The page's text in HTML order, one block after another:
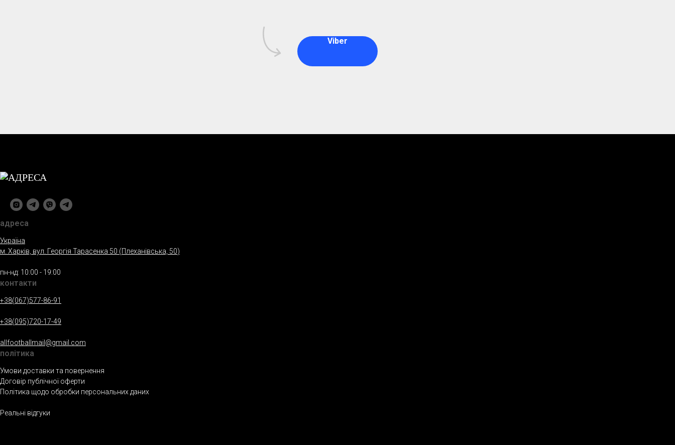
Viber
адреса
Україна
м. Харкiв, вул. Георгія Тарасенка 50 (Плеханiвська, 50)
пн-нд: 10:00 - 19:00
контакти
+38(067)577-86-91
+38(095)720-17-49
allfootballmail@gmail.com
полiтика
Умови доставки та повернення
Договір публічної оферти
Політика щодо обробки персональних даних
Реальнi вiдгуки